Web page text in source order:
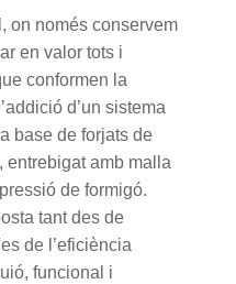
on només conservem
en valor tots i
conformen la
d’un sistema
base de forjats de
entrebigat amb malla
de formigó.
tant des de
de l’eficiència
funcional i